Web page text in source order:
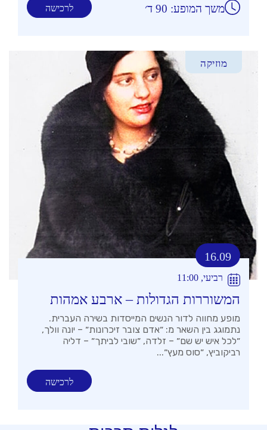
לרכישה משך המופע: 90 ד׳
מוזיקה
16.09
רביעי, 11:00
המשוררות הגדולות – ארבע אמהות
מופע מחווה לדור הנשים המייסדות בשירה העברית.
נתמוגג בין השאר מ: ״אדם צובר זיכרונות״ – יונה וולך,
״לכל איש יש שם״ – זלדה, ״שובי לביתך״ – דליה
רביקוביץ, ״סוס מעץ״...
לרכישה